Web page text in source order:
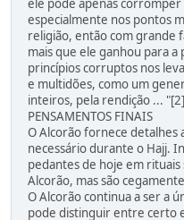
ele pode apenas
especialmente nos pontos
religião, então com grande
mais que ele ganhou para
princípios corruptos nos
e multidões, como um
inteiros, pela rendição ... "[2]
PENSAMENTOS FINAIS
O Alcorão fornece detalhes
necessário durante o Hajj.
pedantes de hoje em
Alcorão, mas são
O Alcorão continua a ser a
pode distinguir entre certo